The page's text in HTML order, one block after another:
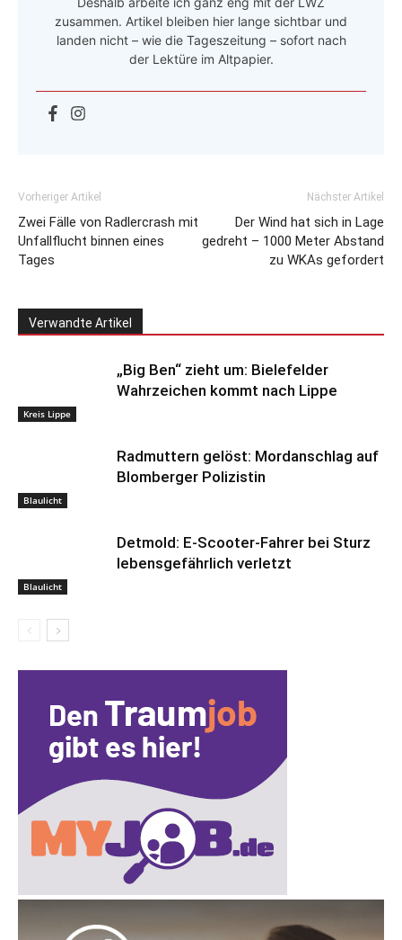
zusammen. Artikel bleiben hier lange sichtbar und
landen nicht – wie die Tageszeitung – sofort nach
der Lektüre im Altpapier.
Vorheriger Artikel
Zwei Fälle von Radlercrash mit
Unfallflucht binnen eines
Tages
Nächster Artikel
Der Wind hat sich in Lage
gedreht – 1000 Meter Abstand
zu WKAs gefordert
Verwandte Artikel
Kreis Lippe
„Big Ben“ zieht um: Bielefelder
Wahrzeichen kommt nach Lippe
Blaulicht
Radmuttern gelöst: Mordanschlag auf
Blomberger Polizistin
Blaulicht
Detmold: E-Scooter-Fahrer bei Sturz
lebensgefährlich verletzt